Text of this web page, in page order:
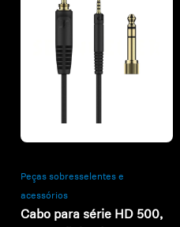
Peças sobresselentes e
acessórios
Cabo para série HD 500,